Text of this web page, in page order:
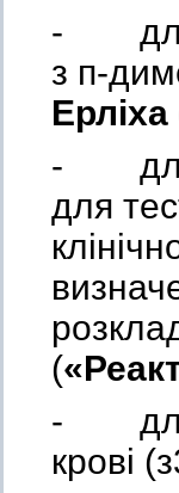
- для
з п-
- для
для
(
- для
крові